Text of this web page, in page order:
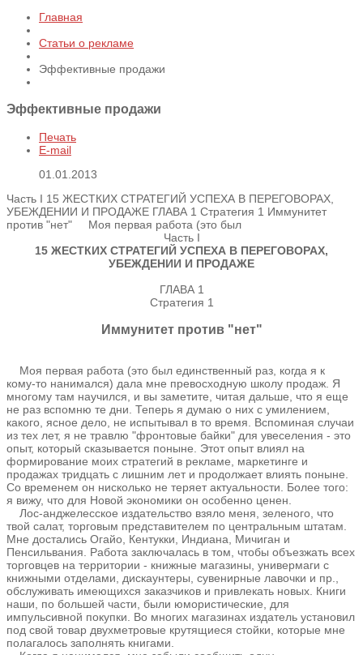
Главная
Статьи о рекламе
Эффективные продажи
Эффективные продажи
Печать
E-mail
01.01.2013
Часть I 15 ЖЕСТКИХ СТРАТЕГИЙ УСПЕХА В ПЕРЕГОВОРАХ,
УБЕЖДЕНИИ И ПРОДАЖЕ ГЛАВА 1 Стратегия 1 Иммунитет
против "нет" Моя первая работа (это был
Часть I
15 ЖЕСТКИХ СТРАТЕГИЙ УСПЕХА В ПЕРЕГОВОРАХ,
УБЕЖДЕНИИ И ПРОДАЖЕ
ГЛАВА 1
Стратегия 1
Иммунитет против "нет"
Моя первая работа (это был единственный раз, когда я к
кому-то нанимался) дала мне превосходную школу продаж. Я
многому там научился, и вы заметите, читая дальше, что я еще
не раз вспомню те дни. Теперь я думаю о них с умилением,
какого, ясное дело, не испытывал в то время. Вспоминая случаи
из тех лет, я не травлю "фронтовые байки" для увеселения - это
опыт, который сказывается поныне. Этот опыт влиял на
формирование моих стратегий в рекламе, маркетинге и
продажах тридцать с лишним лет и продолжает влиять поныне.
Со временем он нисколько не теряет актуальности. Более того:
я вижу, что для Новой экономики он особенно ценен.
Лос-анджелесское издательство взяло меня, зеленого, что
твой салат, торговым представителем по центральным штатам.
Мне достались Огайо, Кентукки, Индиана, Мичиган и
Пенсильвания. Работа заключалась в том, чтобы объезжать всех
торговцев на территории - книжные магазины, универмаги с
книжными отделами, дискаунтеры, сувенирные лавочки и пр.,
обслуживать имеющихся заказчиков и привлекать новых. Книги
наши, по большей части, были юмористические, для
импульсивной покупки. Во многих магазинах издатель установил
под свой товар двухметровые крутящиеся стойки, которые мне
полагалось заполнять книгами.